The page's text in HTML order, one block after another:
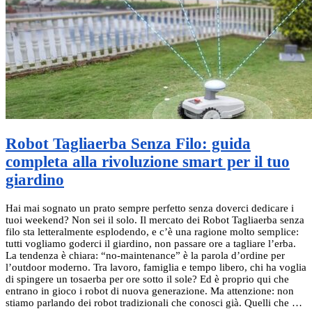
Robot Tagliaerba Senza Filo: guida
completa alla rivoluzione smart per il tuo
giardino
Hai mai sognato un prato sempre perfetto senza doverci dedicare i
tuoi weekend? Non sei il solo. Il mercato dei Robot Tagliaerba senza
filo sta letteralmente esplodendo, e c’è una ragione molto semplice:
tutti vogliamo goderci il giardino, non passare ore a tagliare l’erba.
La tendenza è chiara: “no-maintenance” è la parola d’ordine per
l’outdoor moderno. Tra lavoro, famiglia e tempo libero, chi ha voglia
di spingere un tosaerba per ore sotto il sole? Ed è proprio qui che
entrano in gioco i robot di nuova generazione. Ma attenzione: non
stiamo parlando dei robot tradizionali che conosci già. Quelli che …